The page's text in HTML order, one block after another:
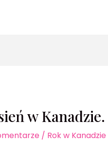
w Kanadzie.
/ Rok w Kanadzie